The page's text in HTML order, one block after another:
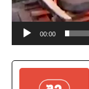
ე
ლ
00:00